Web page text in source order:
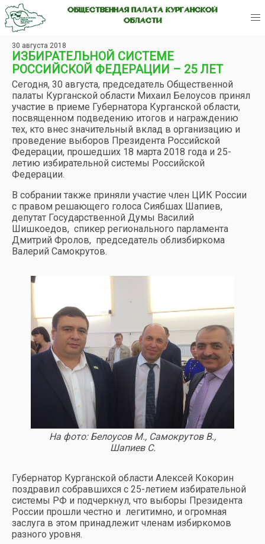
ОБЩЕСТВЕННАЯ ПАЛАТА КУРГАНСКОЙ
ОБЛАСТИ
30 августа 2018
ИЗБИРАТЕЛЬНОЙ СИСТЕМЕ
РОССИЙСКОЙ ФЕДЕРАЦИИ – 25 ЛЕТ
Сегодня, 30 августа, председатель Общественной
палаты Курганской области Михаил Белоусов принял
участие в приеме Губернатора Курганской области,
посвященном подведению итогов и награждению
тех, кто внес значительный вклад в организацию и
проведение выборов Президента Российской
Федерации, прошедших 18 марта 2018 года и 25-
летию избирательной системы Российской
Федерации.
В собрании также приняли участие член ЦИК России
с правом решающего голоса Сиябшах Шапиев,
депутат Государственной Думы Василий
Шишкоедов, спикер регионального парламента
Дмитрий Фролов, председатель облизбиркома
Валерий Самокрутов.
На фото: Белоусов М., Самокрутов В.,
Шапиев С.
Губернатор Курганской области Алексей Кокорин
поздравил собравшихся с 25-летием избирательной
системы РФ и подчеркнул, что выборы Президента
России прошли честно и легитимно, и огромная
заслуга в этом принадлежит членам избиркомов
разного уровня.